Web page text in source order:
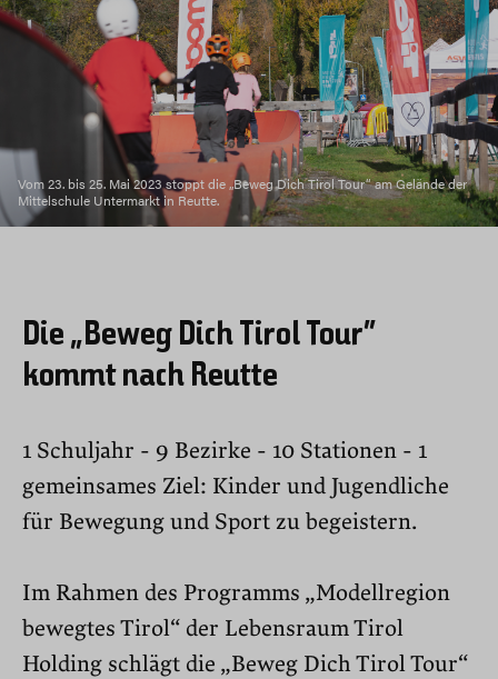
Vom 23. bis 25. Mai 2023 stoppt die „Beweg Dich Tirol Tour“ am Gelände der
Mittelschule Untermarkt in Reutte.
Die „Beweg Dich Tirol Tour“
kommt nach Reutte
1 Schuljahr - 9 Bezirke - 10 Stationen - 1
gemeinsames Ziel: Kinder und Jugendliche
für Bewegung und Sport zu begeistern.
Im Rahmen des Programms „Modellregion
bewegtes Tirol“ der Lebensraum Tirol
Holding schlägt die „Beweg Dich Tirol Tour“